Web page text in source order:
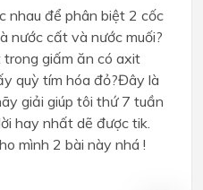
nhau để phân biệt 2 cốc
nước cất và nước muối?
trong giấm ăn có axit
quỳ tím hóa đỏ?Đây là
giải giúp tôi thứ 7 tuần
hay nhất dẽ được tik.
mình 2 bài này nhá !